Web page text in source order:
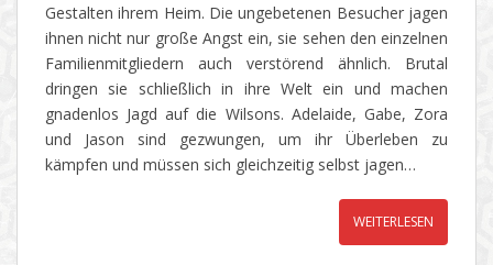
Gestalten ihrem Heim. Die ungebetenen Besucher jagen
ihnen nicht nur große Angst ein, sie sehen den einzelnen
Familienmitgliedern auch verstörend ähnlich. Brutal
dringen sie schließlich in ihre Welt ein und machen
gnadenlos Jagd auf die Wilsons. Adelaide, Gabe, Zora
und Jason sind gezwungen, um ihr Überleben zu
kämpfen und müssen sich gleichzeitig selbst jagen…
WEITERLESEN